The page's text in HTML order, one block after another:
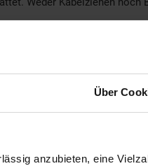
Über
anzubieten, eine
Stelle den
variabel einstellen.
tust Du nicht nur der
Metall/Holz/Textil, Farbe: